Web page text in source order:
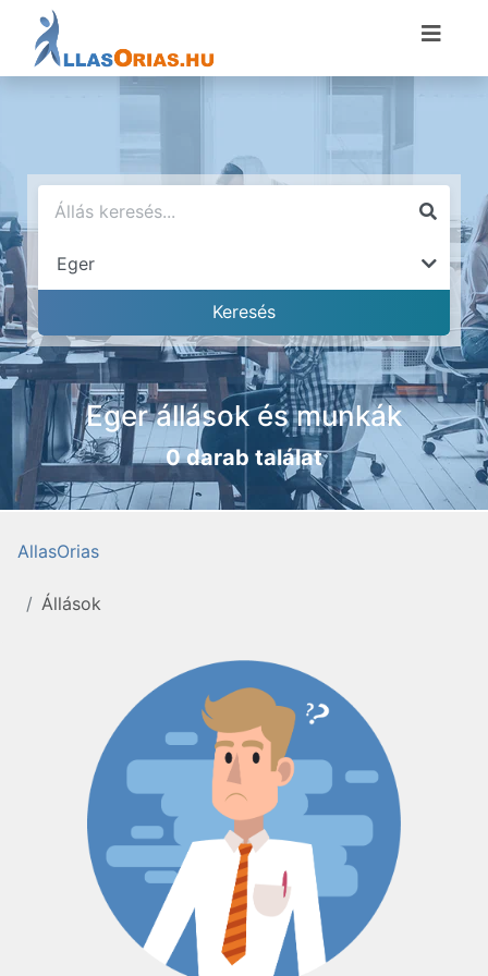
Eger állások és munkák
0 darab találat
AllasOrias
Állások